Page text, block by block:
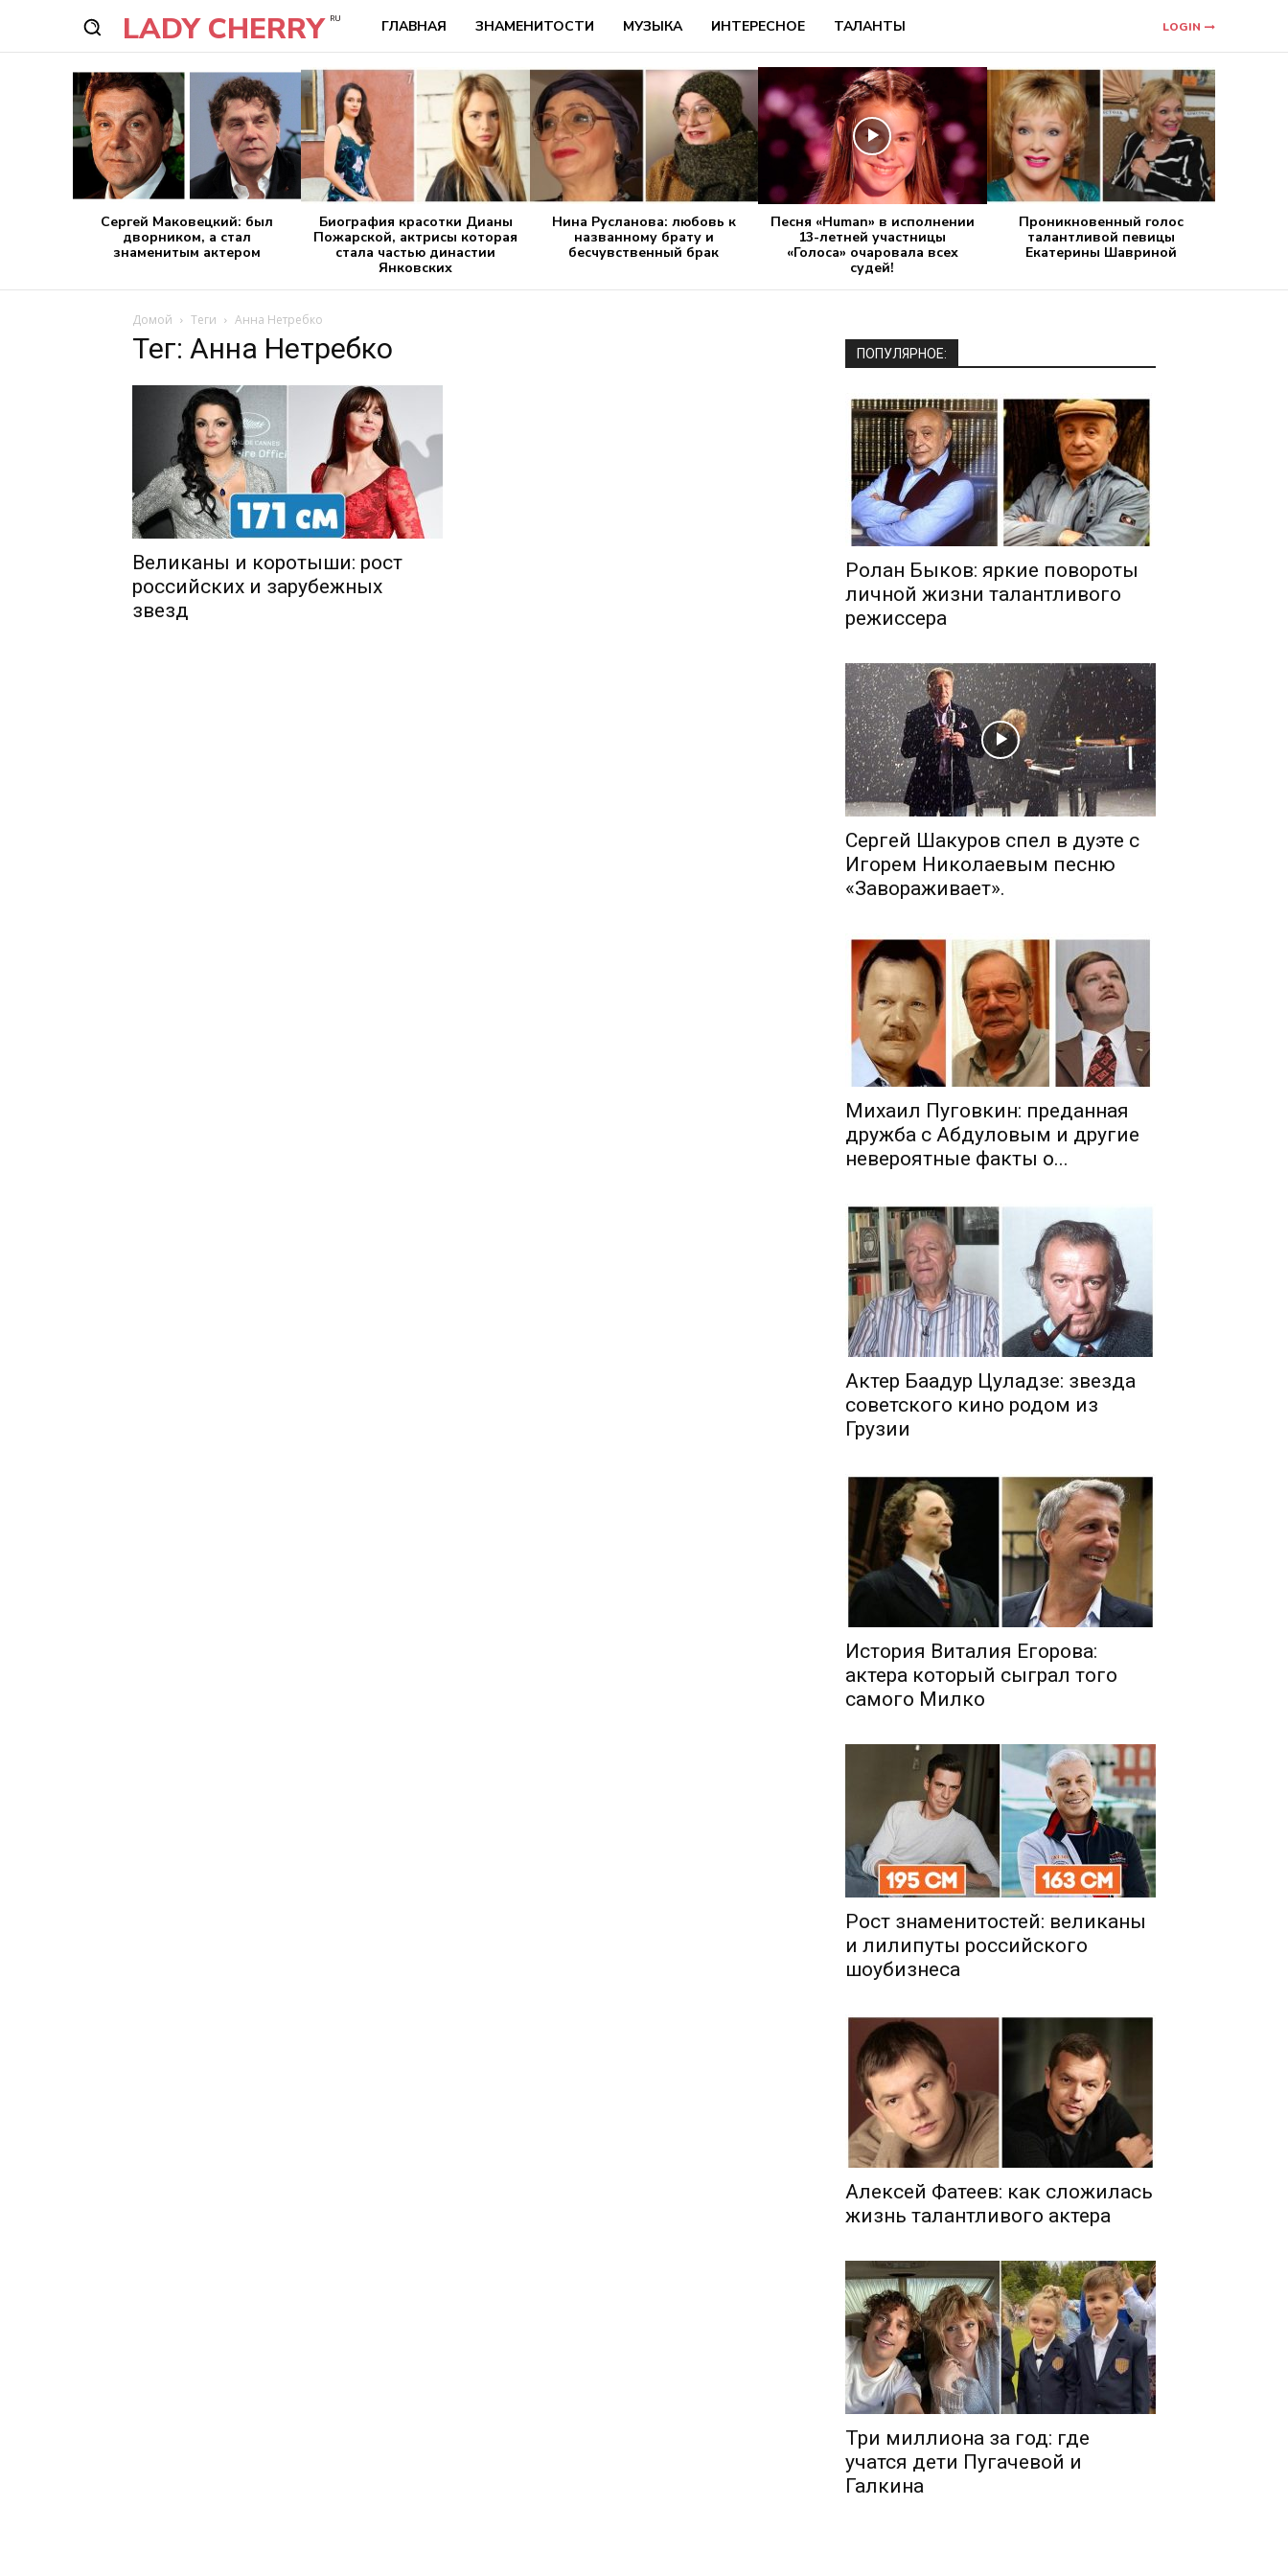
LADY CHERRY RU ГЛАВНАЯ ЗНАМЕНИТОСТИ МУЗЫКА ИНТЕРЕСНОЕ ТАЛАНТЫ LOGIN
Сергей Маковецкий: был
дворником, а стал
знаменитым актером
Биография красотки Дианы
Пожарской, актрисы которая
стала частью династии
Янковских
Нина Русланова: любовь к
названному брату и
бесчувственный брак
Песня «Human» в исполнении
13-летней участницы
«Голоса» очаровала всех
судей!
Проникновенный голос
талантливой певицы
Екатерины Шавриной
Домой Теги Анна Нетребко
Тег: Анна Нетребко
Великаны и коротыши: рост
российских и зарубежных
звезд
ПОПУЛЯРНОЕ:
Ролан Быков: яркие повороты
личной жизни талантливого
режиссера
Сергей Шакуров спел в дуэте с
Игорем Николаевым песню
«Завораживает».
Михаил Пуговкин: преданная
дружба с Абдуловым и другие
невероятные факты о...
Актер Баадур Цуладзе: звезда
советского кино родом из
Грузии
История Виталия Егорова:
актера который сыграл того
самого Милко
Рост знаменитостей: великаны
и лилипуты российского
шоубизнеса
Алексей Фатеев: как сложилась
жизнь талантливого актера
Три миллиона за год: где
учатся дети Пугачевой и
Галкина